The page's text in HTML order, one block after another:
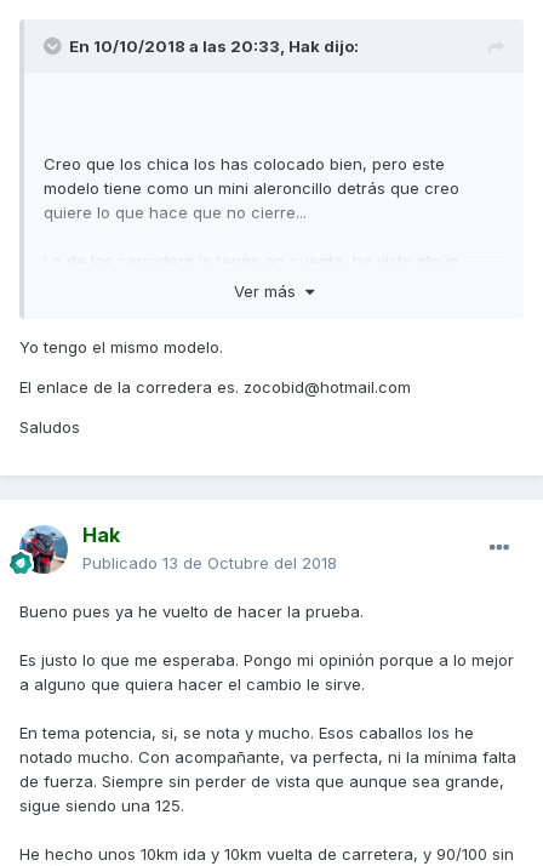
En 10/10/2018 a las 20:33, Hak dijo:
Creo que los chica los has colocado bien, pero este
modelo tiene como un mini aleroncillo detrás que creo
quiere lo que hace que no cierre...
Lo de las corredera lo tengo en cuenta, he visto algún
brico, pero no se donde comprarla (los enlaces que hay
Saludos.
Ver más
Yo tengo el mismo modelo.
El enlace de la corredera es. zocobid@hotmail.com
Saludos
Hak
Publicado 13 de Octubre del 2018
Bueno pues ya he vuelto de hacer la prueba.
Es justo lo que me esperaba. Pongo mi opinión porque a lo mejor
a alguno que quiera hacer el cambio le sirve.
En tema potencia, si, se nota y mucho. Esos caballos los he
notado mucho. Con acompañante, va perfecta, ni la mínima falta
de fuerza. Siempre sin perder de vista que aunque sea grande,
sigue siendo una 125.
He hecho unos 10km ida y 10km vuelta de carretera, y 90/100 sin